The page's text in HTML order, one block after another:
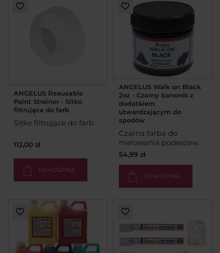
ANGELUS Reausable
Paint Strainer - Sitko
filtrujące do farb
Sitko filtrujące do farb
112,00 zł
DO KOSZYKA
ANGELUS Walk on Black
2oz - Czarny barwnik z
dodatkiem
utwardzającym do
spodów
Czarna farba do
malowania podeszew
54,99 zł
DO KOSZYKA